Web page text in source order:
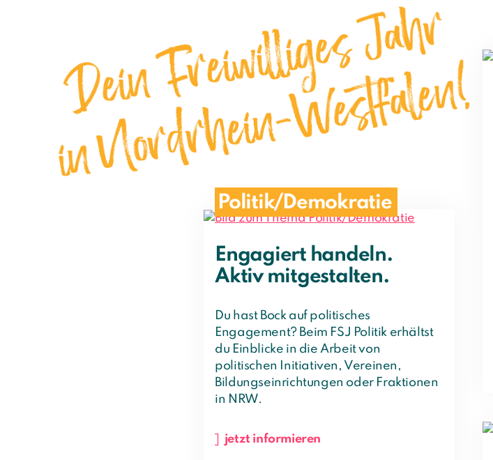
Politik/Demokratie
Engagiert handeln.
Aktiv mitgestalten.
Du hast Bock auf politisches
Engagement? Beim FSJ Politik erhältst
du Einblicke in die Arbeit von
politischen Initiativen, Vereinen,
Bildungseinrichtungen oder Fraktionen
in NRW.
jetzt informieren